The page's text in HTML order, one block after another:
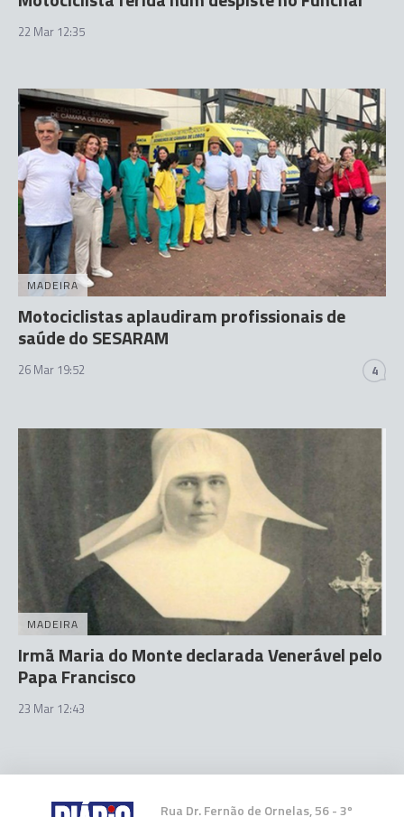
22 Mar 12:35
MADEIRA
Motociclistas aplaudiram profissionais de
saúde do SESARAM
26 Mar 19:52 4
MADEIRA
Irmã Maria do Monte declarada Venerável pelo
Papa Francisco
23 Mar 12:43
Rua Dr. Fernão de Ornelas, 56 - 3º